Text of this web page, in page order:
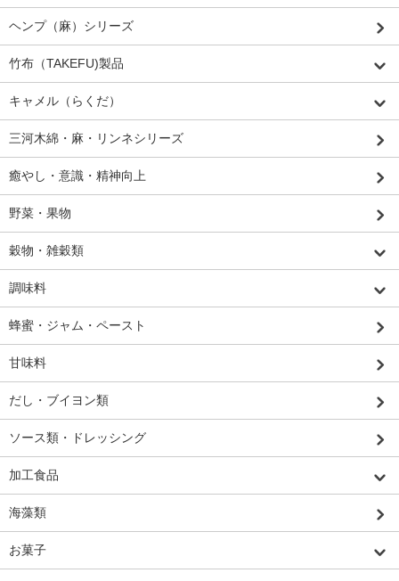
ヘンプ（麻）シリーズ
竹布（TAKEFU)製品
キャメル（らくだ）
三河木綿・麻・リンネシリーズ
癒やし・意識・精神向上
野菜・果物
穀物・雑穀類
調味料
蜂蜜・ジャム・ペースト
甘味料
だし・ブイヨン類
ソース類・ドレッシング
加工食品
海藻類
お菓子